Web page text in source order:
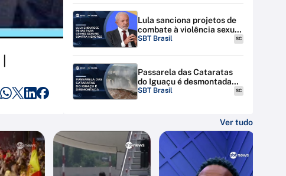
Lula sanciona projetos de
combate à violência sexual
contra menores na
SBT Brasil SC
Passarela das Cataratas
do Iguaçu é desmontada
por riscos de inundação
SBT Brasil SC
Ver tudo